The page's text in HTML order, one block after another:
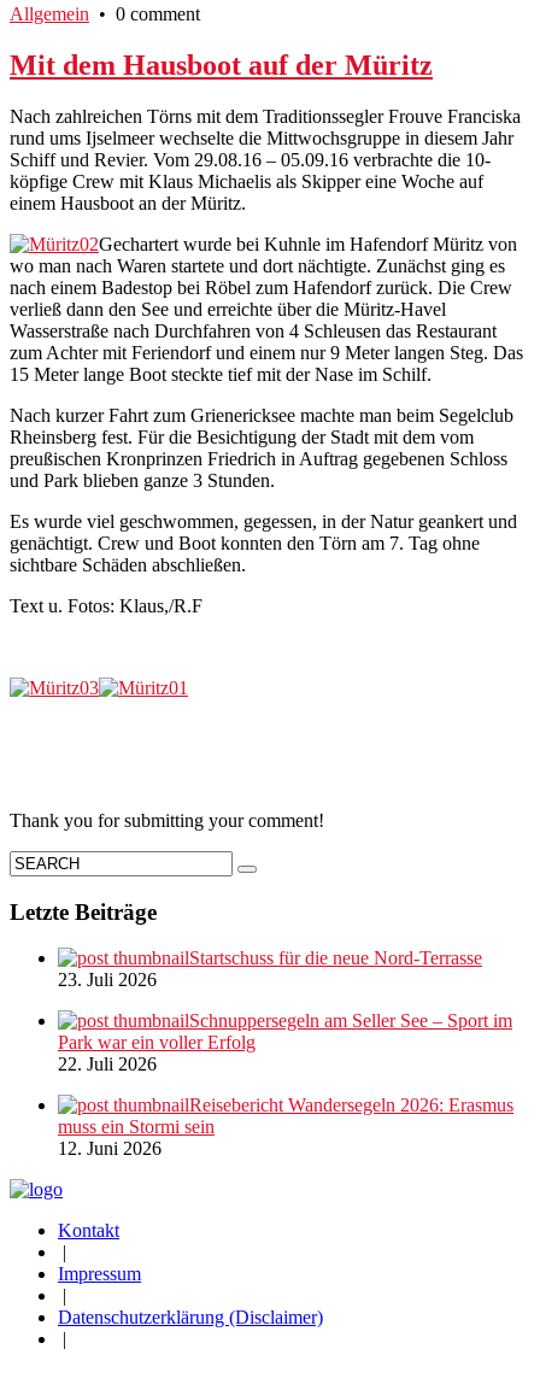
Allgemein • 0 comment
Mit dem Hausboot auf der Müritz
Nach zahlreichen Törns mit dem Traditionssegler Frouve Franciska
rund ums Ijselmeer wechselte die Mittwochsgruppe in diesem Jahr
Schiff und Revier. Vom 29.08.16 – 05.09.16 verbrachte die 10-
köpfige Crew mit Klaus Michaelis als Skipper eine Woche auf
einem Hausboot an der Müritz.
Gechartert wurde bei Kuhnle im Hafendorf Müritz von
wo man nach Waren startete und dort nächtigte. Zunächst ging es
nach einem Badestop bei Röbel zum Hafendorf zurück. Die Crew
verließ dann den See und erreichte über die Müritz-Havel
Wasserstraße nach Durchfahren von 4 Schleusen das Restaurant
zum Achter mit Feriendorf und einem nur 9 Meter langen Steg. Das
15 Meter lange Boot steckte tief mit der Nase im Schilf.
Nach kurzer Fahrt zum Grienericksee machte man beim Segelclub
Rheinsberg fest. Für die Besichtigung der Stadt mit dem vom
preußischen Kronprinzen Friedrich in Auftrag gegebenen Schloss
und Park blieben ganze 3 Stunden.
Es wurde viel geschwommen, gegessen, in der Natur geankert und
genächtigt. Crew und Boot konnten den Törn am 7. Tag ohne
sichtbare Schäden abschließen.
Text u. Fotos: Klaus,/R.F
Thank you for submitting your comment!
Letzte Beiträge
Startschuss für die neue Nord-Terrasse
23. Juli 2026
Schnuppersegeln am Seller See – Sport im
Park war ein voller Erfolg
22. Juli 2026
Reisebericht Wandersegeln 2026: Erasmus
muss ein Stormi sein
12. Juni 2026
Kontakt
|
Impressum
|
Datenschutzerklärung (Disclaimer)
|